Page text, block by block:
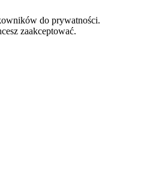
do prywatności.
zaakceptować.